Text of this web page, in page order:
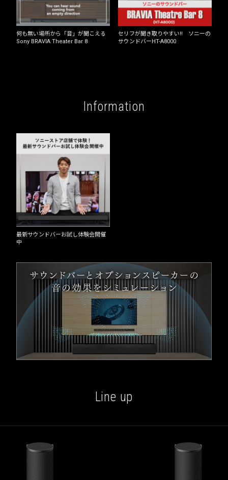
何も無い場所から「音」が聞こえる
Sony BRAVIA Theater Bar 8
セリフが聞き取りやすい!! ソニーの
サウンドバーHT-A8000
Information
最新サウンドバーお試し体験会開催
中
Line up